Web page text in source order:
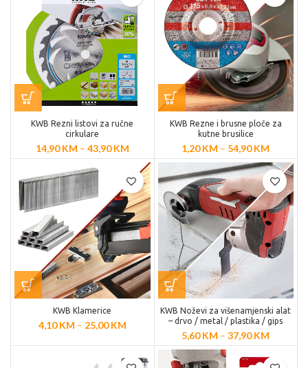
KWB Rezni listovi za ručne
cirkulare
14,90KM – 43,90KM
KWB Rezne i brusne ploče za
kutne brusilice
1,20KM – 54,90KM
KWB Klamerice
4,10KM – 25,00KM
KWB Noževi za višenamjenski alat
– drvo / metal / plastika / gips
5,60KM –37,90KM